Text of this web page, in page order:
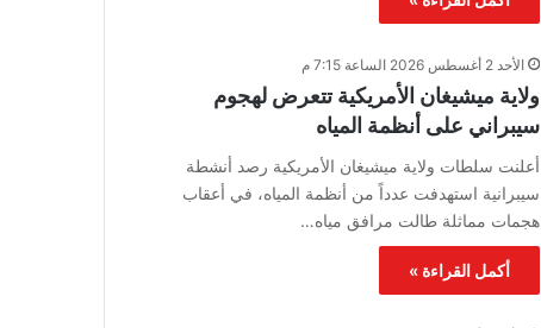
الأحد 2 أغسطس 2026 الساعة 7:15 م
ولاية ميشيغان الأمريكية تتعرض لهجوم
سيبراني على أنظمة المياه
أعلنت سلطات ولاية ميشيغان الأمريكية رصد أنشطة
سيبرانية استهدفت عدداً من أنظمة المياه، في أعقاب
هجمات مماثلة طالت مرافق مياه…
أكمل القراءة »